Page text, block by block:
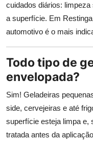
cuidados diários:
a superfície. Em
automotivo é o mais
Todo tipo de
envelopada?
Sim! Geladeiras
side, cervejeiras e até
superfície esteja limpa e,
tratada antes da